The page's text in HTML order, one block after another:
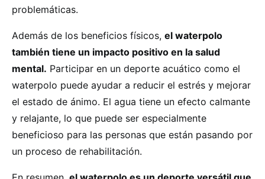
problemáticas.
Además de los beneficios físicos, el waterpolo
también tiene un impacto positivo en la salud
mental. Participar en un deporte acuático como el
waterpolo puede ayudar a reducir el estrés y mejorar
el estado de ánimo. El agua tiene un efecto calmante
y relajante, lo que puede ser especialmente
beneficioso para las personas que están pasando por
un proceso de rehabilitación.